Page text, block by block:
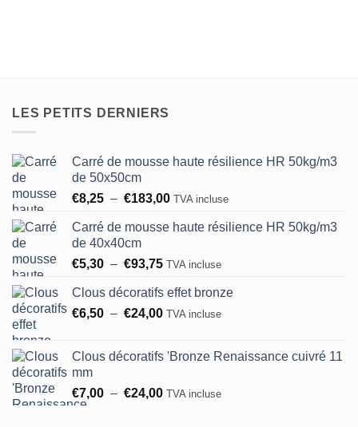
LES PETITS DERNIERS
Carré de mousse haute résilience HR 50kg/m3
de 50x50cm
€8,25 – €183,00Plage
prix :
à
TVA incluse
Carré de mousse haute résilience HR 50kg/m3
de 40x40cm
€5,30 – €93,75Plage
prix :
€5,30
TVA incluse
Clous décoratifs effet bronze
€6,50 – €24,00Plage
€6,50
€24,00
TVA incluse
Clous décoratifs 'Bronze Renaissance cuivré 11
mm
€7,00 – €24,00Plage
TVA incluse